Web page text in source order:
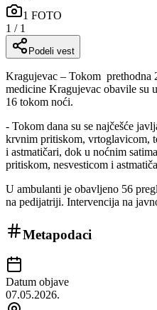
1 FOTO
1 / 1
Podeli vest
Kragujevac – Tokom prethodna
medicine Kragujevac obavile su
16 tokom noći.
- Tokom dana su se najčešće
krvnim pritiskom, vrtoglavicom,
i astmatičari, dok u noćnim
pritiskom, nesvesticom i
U ambulanti je obavljeno 56
na pedijatriji. Intervencija na
Metapodaci
Datum objave
07.05.2026.